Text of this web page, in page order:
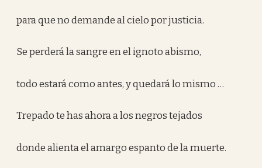
para que no demande al cielo por justicia.
Se perderá la sangre en el ignoto abismo,
todo estará como antes, y quedará lo mismo …
Trepado te has ahora a los negros tejados
donde alienta el amargo espanto de la muerte.